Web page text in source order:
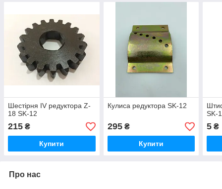
Шестірня IV редуктора Z-
18 SK-12
215 ₴
Купити
Кулиса редуктора SK-12
295₴
Купити
SK-
5 ₴
Про нас